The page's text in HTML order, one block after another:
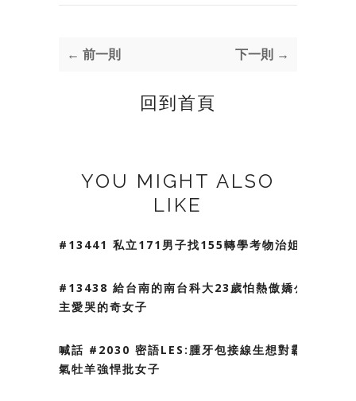
← 前一則 下一則 →
回到首頁
YOU MIGHT ALSO
LIKE
#13441 私立171男子找155轉學考物治姐姐
#13438 給台南的南台科大23歲怕熱傲嬌公
主愛哭的奇女子
喊話 #2030 密語LES:腫牙包接線生想對霸
氣牡羊強悍批女子